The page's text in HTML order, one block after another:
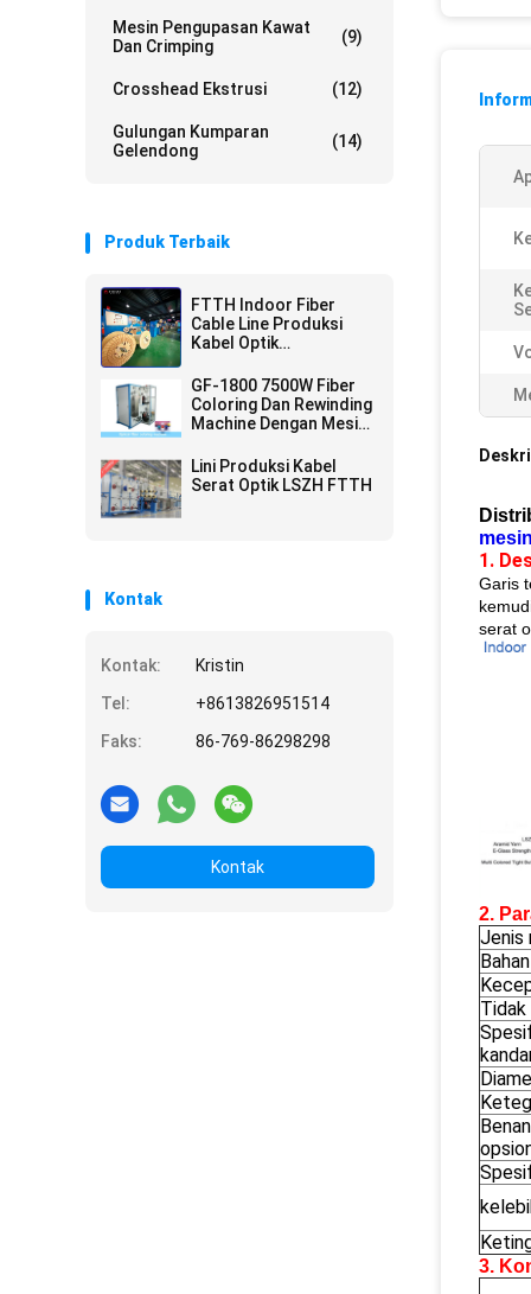
Mesin Pengupasan Kawat
Dan Crimping
(9)
Crosshead Ekstrusi (12)
Gulungan Kumparan
Gelendong
(14)
Produk Terbaik
FTTH Indoor Fiber
Cable Line Produksi
Kabel Optik
GF-1800 7500W Fiber
Coloring Dan Rewinding
Machine Dengan Mesin
Lini Produksi Kabel
Serat Optik LSZH FTTH
Kontak
Kontak:
Kristin
Tel:
+8613826951514
Faks:
86-769-86298298
Kontak
1.
Garis
serat
2.
Jenis
Tidak
3.